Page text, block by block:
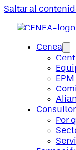
Saltar al
Cenea
EPM
Por